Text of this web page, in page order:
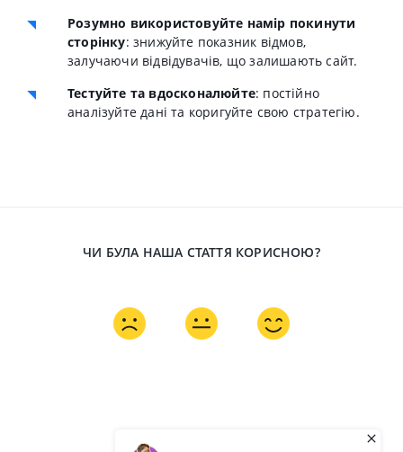
Розумно використовуйте намір покинути
сторінку: знижуйте показник відмов,
залучаючи відвідувачів, що залишають сайт.
Тестуйте та вдосконалюйте: постійно
аналізуйте дані та коригуйте свою стратегію.
ЧИ БУЛА НАША СТАТТЯ КОРИСНОЮ?